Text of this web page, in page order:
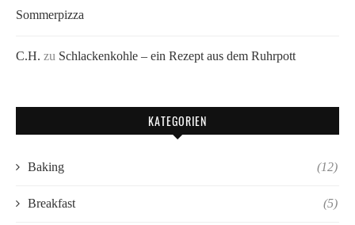
Sommerpizza
C.H. zu Schlackenkohle – ein Rezept aus dem Ruhrpott
KATEGORIEN
Baking (12)
Breakfast (5)